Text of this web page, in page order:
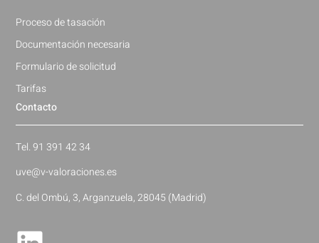
Contacto
Tel. 91 391 42 34
uve@v-valoraciones.es
C. del Ombú, 3, Arganzuela, 28045 (Madrid)
Proceso de tasación
Documentación necesaria
Formulario de solicitud
Tarifas